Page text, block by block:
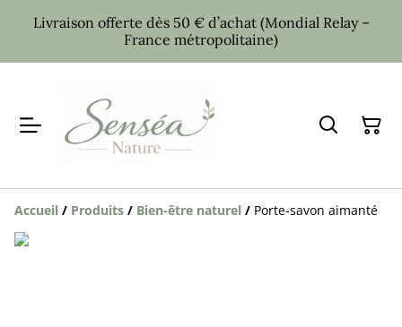
Livraison offerte dès 50 € d’achat (Mondial Relay –
France métropolitaine)
Accueil / Produits / Bien-être naturel / Porte-savon aimanté